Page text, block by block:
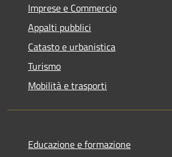
Imprese e Commercio
Appalti pubblici
Catasto e urbanistica
Turismo
Mobilità e trasporti
Educazione e formazione